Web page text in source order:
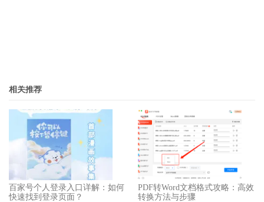
相关推荐
百家号个人登录入口详解：如何
快速找到登录页面？
PDF转Word文档格式攻略：高效
转换方法与步骤